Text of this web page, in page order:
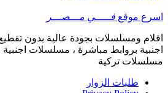
اسرع موقع فـــــي مـــصـــر
افلام ومسلسلات بجودة عالية بدون
اجنبية بروابط مباشرة ، مسلسلات
مسلسلات تركية
طلبات الزوار